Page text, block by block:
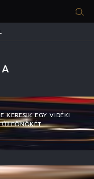
KERESIK EGY VIDÉKI
FŐNÖKÉT